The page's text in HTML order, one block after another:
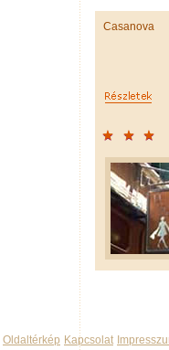
Casanova
Oldaltérkép Kapcsolat